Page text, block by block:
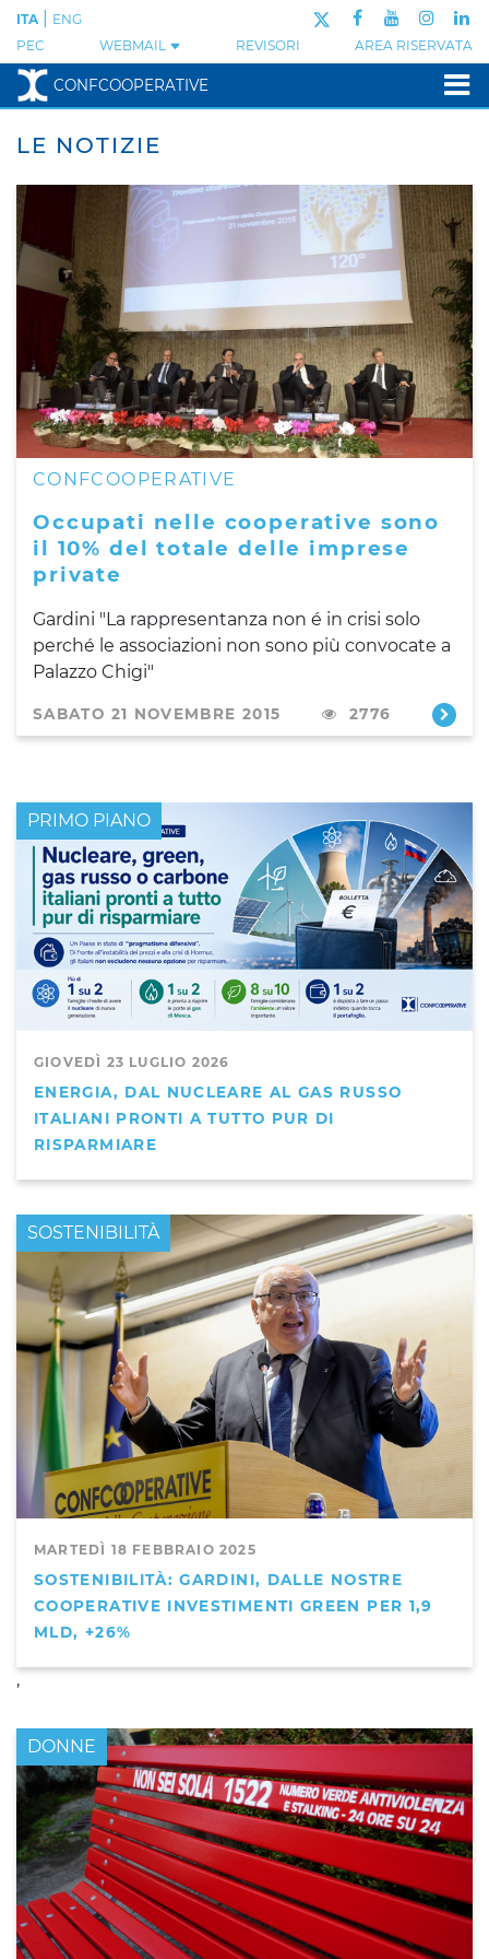
PEC WEBMAIL REVISORI AREA RISERVATA
ITA ENG
CONFCOOPERATIVE
LE NOTIZIE
CONFCOOPERATIVE
Occupati nelle cooperative sono
il 10% del totale delle imprese
private
Gardini "La rappresentanza non é in crisi solo
perché le associazioni non sono più convocate a
Palazzo Chigi"
SABATO 21 NOVEMBRE 2015 2776
GIOVEDÌ 23 LUGLIO 2026
ENERGIA, DAL NUCLEARE AL GAS RUSSO
ITALIANI PRONTI A TUTTO PUR DI
RISPARMIARE
PRIMO PIANO
MARTEDÌ 18 FEBBRAIO 2025
SOSTENIBILITÀ: GARDINI, DALLE NOSTRE
COOPERATIVE INVESTIMENTI GREEN PER 1,9
MLD, +26%
PRIMO PIANO
,
SOSTENIBILITÀ
DONNE